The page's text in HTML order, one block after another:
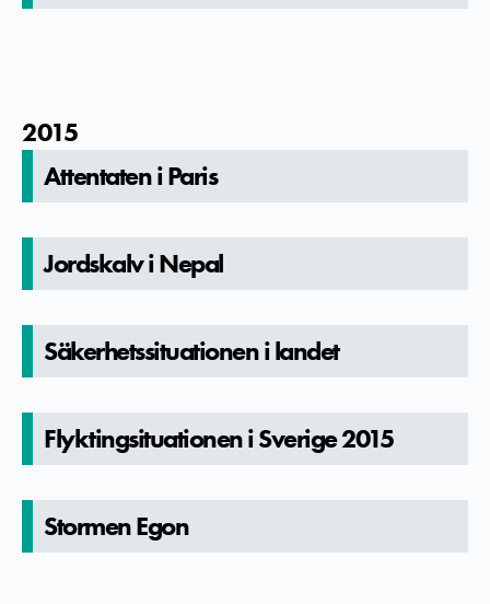
2015
Attentaten­ i Paris
Jordskalv i Nepal
Säkerhetssit­uationen i landet
Flyktingsi­tuationen i Sverige 2015
Stormen Egon